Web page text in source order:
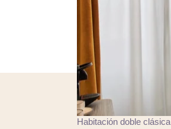
Habitación doble clásica